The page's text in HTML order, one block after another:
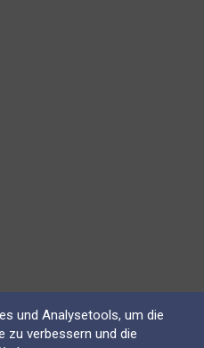
und Analysetools, um die
zu verbessern und die